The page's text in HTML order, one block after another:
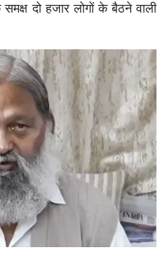
दो हजार लोगों के बैठने वाली